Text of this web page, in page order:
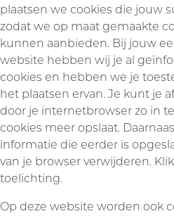
plaatsen we cookies die jouw
zodat we op maat gemaakte
kunnen aanbieden. Bij jouw
website hebben wij je al
cookies en hebben we je
het plaatsen ervan. Je kunt je
door je internetbrowser zo in
cookies meer opslaat.
informatie die eerder is
van je browser verwijderen.
toelichting.
Op deze website worden ook